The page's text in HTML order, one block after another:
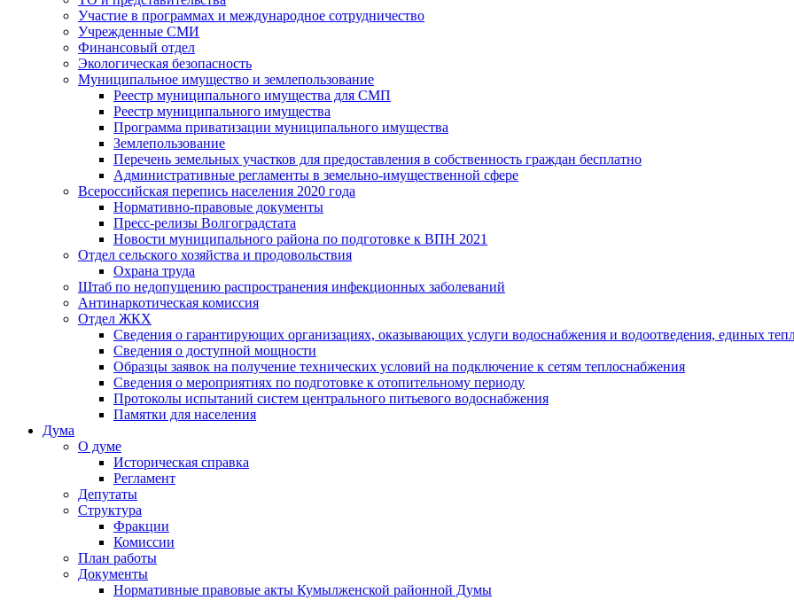
Участие в программах и международное сотрудничество
Учрежденные СМИ
Финансовый отдел
Экологическая безопасность
Муниципальное имущество и землепользование
Реестр муниципального имущества для СМП
Реестр муниципального имущества
Программа приватизации муниципального имущества
Землепользование
Перечень земельных участков для предоставления в собственность граждан бесплатно
Административные регламенты в земельно-имущественной сфере
Всероссийская перепись населения 2020 года
Нормативно-правовые документы
Пресс-релизы Волгоградстата
Новости муниципального района по подготовке к ВПН 2021
Отдел сельского хозяйства и продовольствия
Охрана труда
Штаб по недопущению распространения инфекционных заболеваний
Антинаркотическая комиссия
Отдел ЖКХ
Сведения о гарантирующих организациях, оказывающих услуги водоснабжения и водоотведения, единых
Сведения о доступной мощности
Образцы заявок на получение технических условий на подключение к сетям теплоснабжения
Сведения о мероприятиях по подготовке к отопительному периоду
Протоколы испытаний систем центрального питьевого водоснабжения
Памятки для населения
Дума
О думе
Историческая справка
Регламент
Депутаты
Структура
Фракции
Комиссии
План работы
Документы
Нормативные правовые акты Кумылженской районной Думы